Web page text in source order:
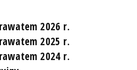
2026 r.
2025 r.
2024 r.